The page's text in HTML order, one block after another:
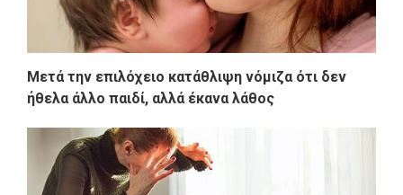
Μετά την επιλόχειο κατάθλιψη νόμιζα ότι δεν
ήθελα άλλο παιδί, αλλά έκανα λάθος